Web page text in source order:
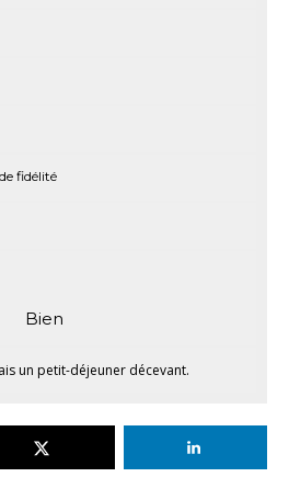
fidélité
Bien
un petit-déjeuner décevant.